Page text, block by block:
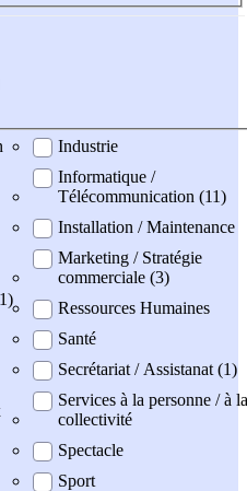
Industrie
Informatique /
Télécommunication (11)
Installation / Maintenance
Marketing / Stratégie
commerciale (3)
Ressources Humaines
Santé
Secrétariat / Assistanat (1)
Services à la personne / à la
collectivité
Spectacle
Sport